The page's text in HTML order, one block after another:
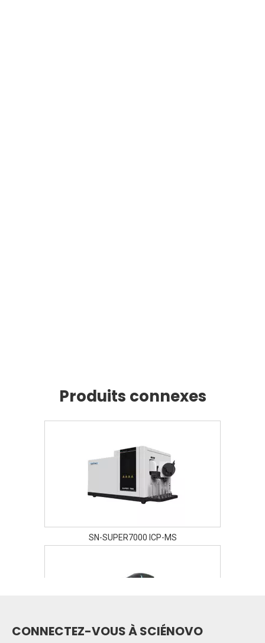
Produits connexes
SN-SUPER7000 ICP-MS
CONNECTEZ-VOUS À SCIÉNOVO